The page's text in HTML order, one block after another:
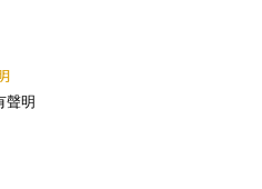
聲明